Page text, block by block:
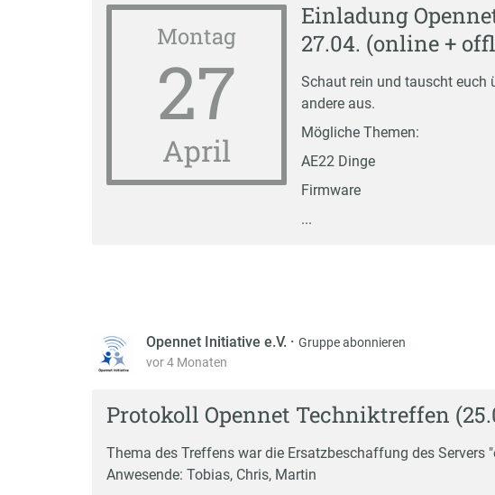
Montag
27
April
Einladung
27.04. (online +
Schaut rein und tauscht euch
andere aus.
Mögliche Themen:
AE22 Dinge
Firmware
...
Opennet Initiative e.V. · Gruppe abonnieren
vor 4 Monaten
Protokoll Opennet Techniktreffen
Thema des Treffens war die Ersatzbeschaffung des Servers
Anwesende: Tobias, Chris, Martin